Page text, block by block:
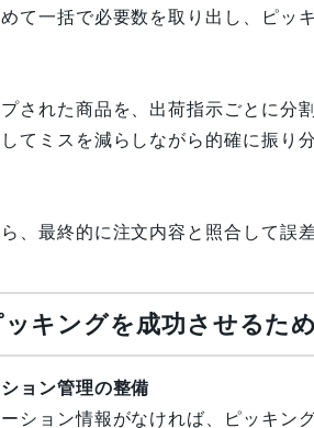
て一括で必要数を取り出し、ピッ
された商品を、出荷指示ごとに分
てミスを減らしながら的確に振り
、最終的に注文内容と照合して誤
ッキングを成功させるた
ョン管理の整備
ション情報がなければ、ピッキン